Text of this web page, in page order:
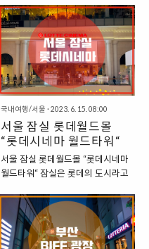
을 내면의 성장과 변화의 과정에 비
유한다. 가사에서는 변화의 아픔과
그로 인한 혼란을 묘사하면서도, 결
국 그 모든 과정이 자신을 더 강하게
만들고, 새로운 자신을 발견하..
되는 글이나 만화 또는 드라마나 영
화 시리즈물 따위를 처음부터 끝까
지 차례대로 보는 행위”를 의미합니
다. 이러한 행위를 나타내는 영어 표
현들이 여러 가지 있습니다. 1.
Binge-Watch = 정주행하
다 “Binge-Watch”는 특정 TV 쇼나
영화 시리즈를 한 번에 몰아서 보는
행위를 의미합니다. “Binge”는 원래
“폭식하다”라는 의미를 가지고 있지
다”라는 뜻으로 사용됩니다. “I
have been very busy binge-
watching.” (나는 TV 프로그램 정
주행하느라 바빴다.)“I am hooked
on binge watching dramas.” (나
는 드라마 몰아보기에..
국내여행/서울 · 2023. 6. 15. 08:00
서울 잠실 롯데월드몰
“롯데시네마 월드타워“
서울 잠실 롯데월드몰 “롯데시네마
월드타워“ 잠실은 롯데의 도시라고
양한 사업을 찾아볼 수 있다. 롯데백
화점에서부터, 롯데월드, 롯데월드
몰, 롯데월드타워까지 롯데의 주요
사업과 관련된 거의 모든 것을 찾아